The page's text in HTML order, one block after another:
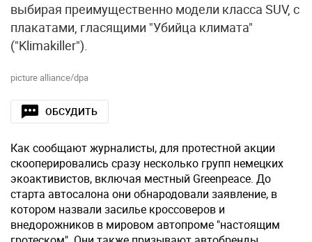
выбирая преимущественно модели класса SUV, с
плакатами, гласящими "Убийца климата"
("Klimakiller").
picture alliance/dpa
ОБСУДИТЬ
Как сообщают журналисты, для протестной акции
скооперировались сразу несколько групп немецких
экоактивистов, включая местный Greenpeace. До
старта автосалона они обнародовали заявление, в
котором назвали засилье кроссоверов и
внедорожников в мировом автопроме "настоящим